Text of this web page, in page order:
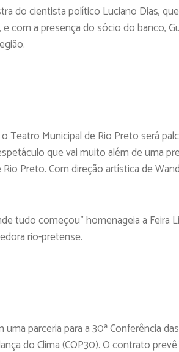
do cientista político Luciano Dias,
com a presença do sócio do banco,
Teatro Municipal de Rio Preto será
que vai muito além de uma
Preto. Com direção artística de
tudo começou” homenageia a Feira
rio-pretense.
parceria para a 30ª Conferência
do Clima (COP30). O contrato